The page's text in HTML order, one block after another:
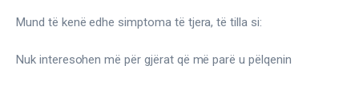
Mund të kenë edhe simptoma të tjera, të tilla si:
Nuk interesohen më për gjërat që më parë u pëlqenin